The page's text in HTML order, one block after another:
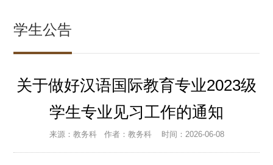
学生公告
关于做好汉语国际教育专业2023级
学生专业见习工作的通知
来源：教务科 作者：教务科 时间：2026-06-08